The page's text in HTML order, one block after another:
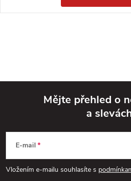
p
Mějte přehled o
a
E-mail
Vložením e-mailu souhlasíte s